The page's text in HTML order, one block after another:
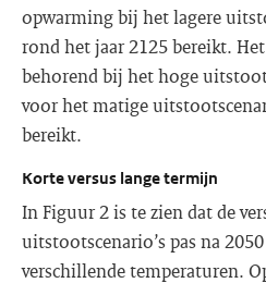
opwarming bij het lagere
rond het jaar 2125 bereikt.
behorend bij het hoge
voor het matige
bereikt.
Korte versus lange termijn
In Figuur 2 is te zien dat de
uitstootscenario’s pas na
verschillende temperaturen.